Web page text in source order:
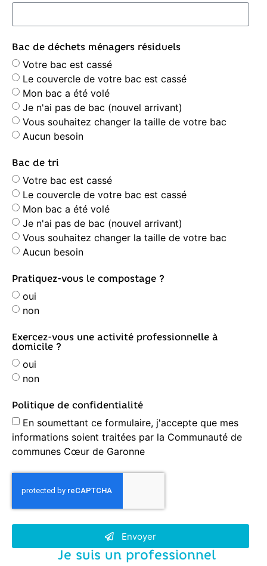
Bac de déchets ménagers résiduels
Votre bac est cassé
Le couvercle de votre bac est cassé
Mon bac a été volé
Je n'ai pas de bac (nouvel arrivant)
Vous souhaitez changer la taille de votre bac
Aucun besoin
Bac de tri
Votre bac est cassé
Le couvercle de votre bac est cassé
Mon bac a été volé
Je n'ai pas de bac (nouvel arrivant)
Vous souhaitez changer la taille de votre bac
Aucun besoin
Pratiquez-vous le compostage ?
oui
non
Exercez-vous une activité professionnelle à
domicile ?
oui
non
Politique de confidentialité
En soumettant ce formulaire, j'accepte que mes
informations soient traitées par la Communauté de
communes Cœur de Garonne
Envoyer
Je suis un professionnel